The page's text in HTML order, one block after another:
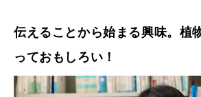
伝えることから始まる興味。植
っておもしろい！